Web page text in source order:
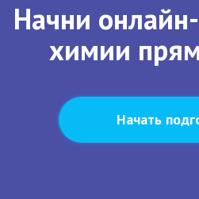
Начни
химии
Начать